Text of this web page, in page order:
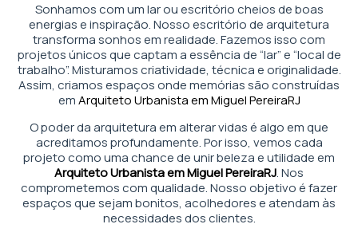
Sonhamos com um lar ou escritório cheios de boas
energias e inspiração. Nosso escritório de arquitetura
transforma sonhos em realidade. Fazemos isso com
projetos únicos que captam a essência de “lar” e “local de
trabalho”. Misturamos criatividade, técnica e originalidade.
Assim, criamos espaços onde memórias são construídas
emArquiteto Urbanista em Miguel PereiraRJ
O poder da arquitetura em alterar vidas é algo em que
acreditamos profundamente. Por isso, vemos cada
projeto como uma chance de unir beleza e utilidade em
Arquiteto Urbanista em Miguel PereiraRJ. Nos
comprometemos com qualidade. Nosso objetivo é fazer
espaços que sejam bonitos, acolhedores e atendam às
necessidades dos clientes.